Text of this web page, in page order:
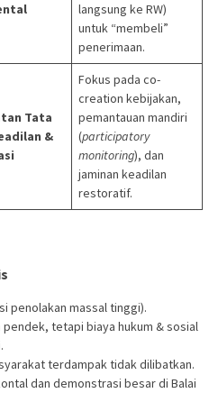
langsung ke RW)
untuk “membeli”
penerimaan.
Tata
&
Fokus pada co-
creation kebijakan,
pemantauan mandiri
(participatory
monitoring), dan
jaminan keadilan
restoratif.
penolakan massal tinggi).
pendek, tetapi biaya hukum & sosial
terdampak tidak dilibatkan.
dan demonstrasi besar di Balai